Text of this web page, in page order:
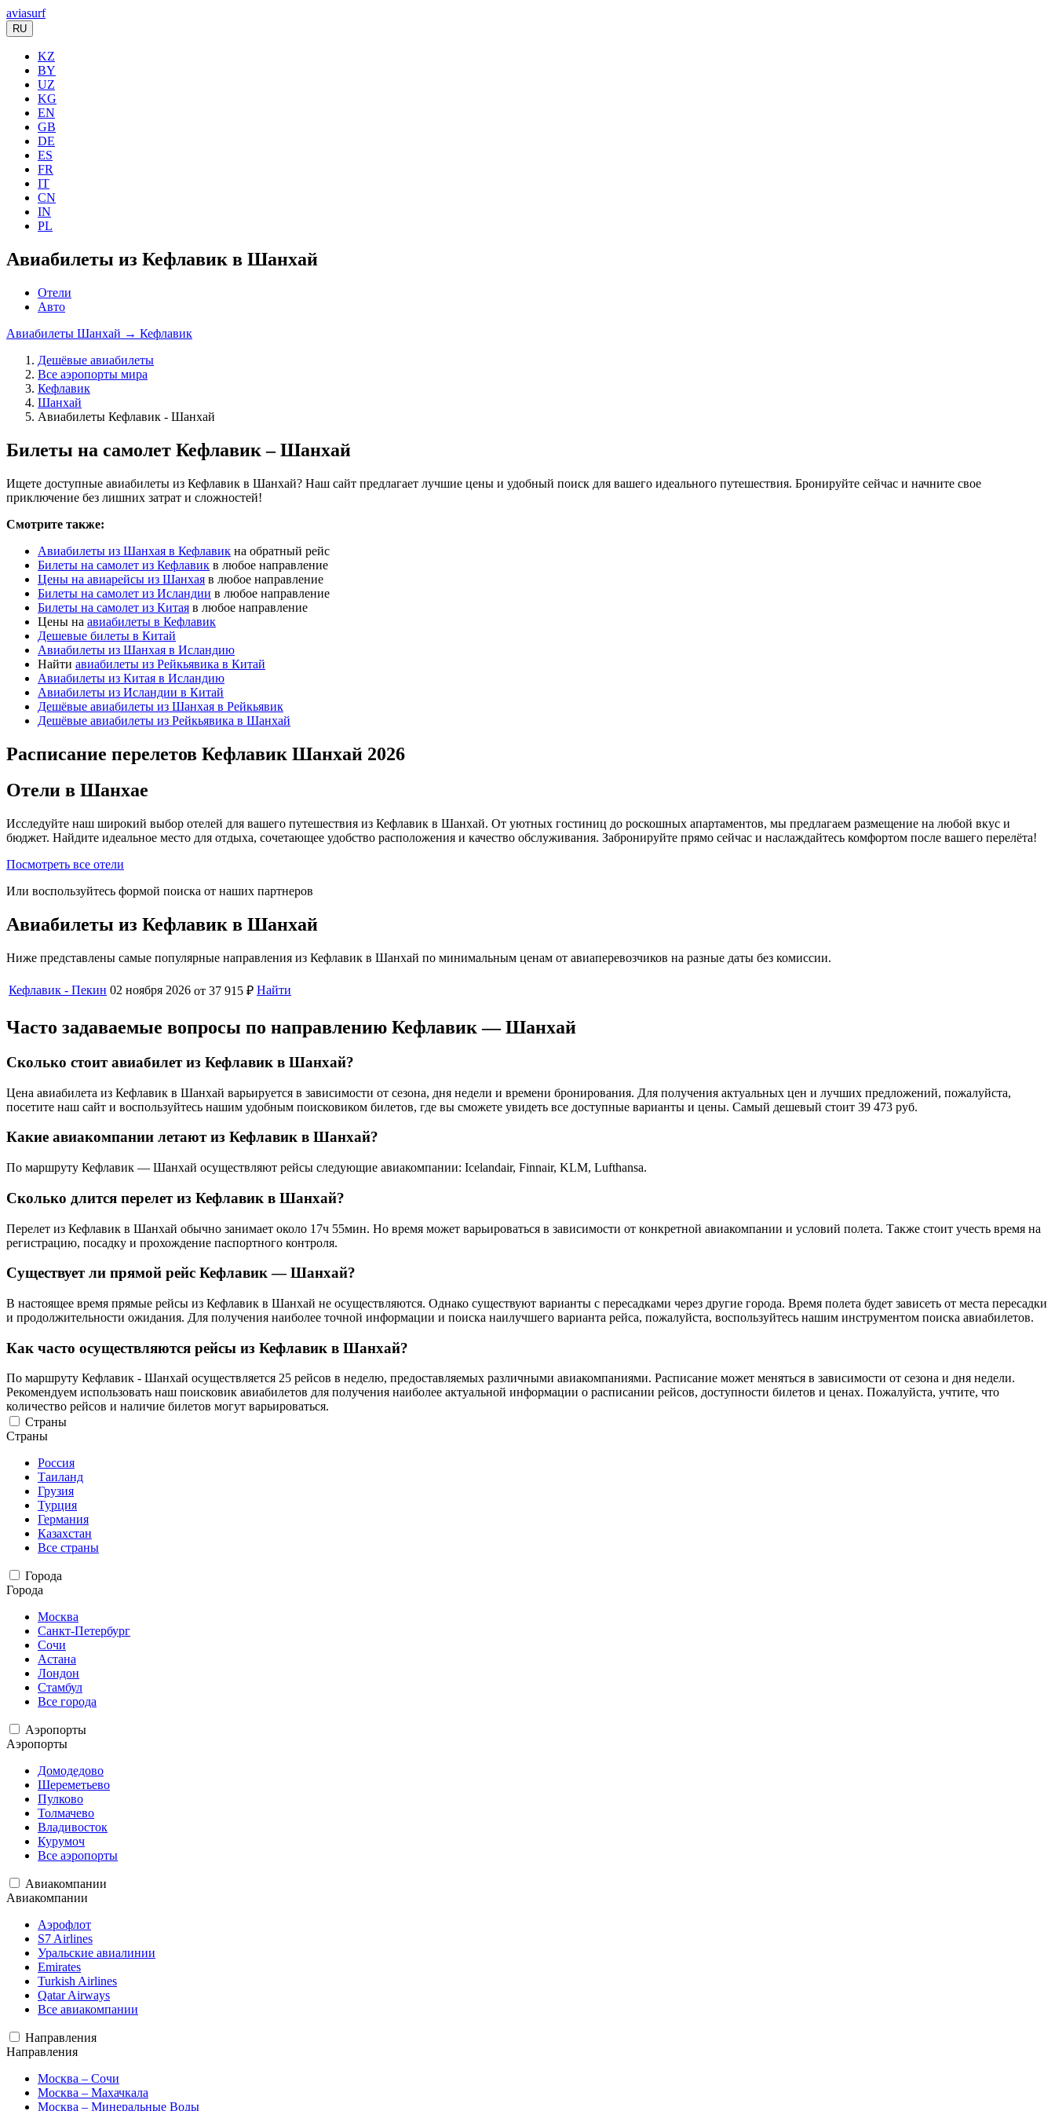
aviasurf
RU
KZ
BY
UZ
KG
EN
GB
DE
ES
FR
IT
CN
IN
PL
Авиабилеты из Кефлавик в Шанхай
Отели
Авто
Авиабилеты Шанхай → Кефлавик
Дешёвые авиабилеты
Все аэропорты мира
Кефлавик
Шанхай
Авиабилеты Кефлавик - Шанхай
Билеты на самолет Кефлавик – Шанхай
Ищете доступные авиабилеты из Кефлавик в Шанхай? Наш сайт предлагает лучшие цены и удобный поиск для вашего идеального путешествия. Бронируйте сейчас и начните свое
приключение без лишних затрат и сложностей!
Смотрите также:
Авиабилеты из Шанхая в Кефлавик на обратный рейс
Билеты на самолет из Кефлавик в любое направление
Цены на авиарейсы из Шанхая в любое направление
Билеты на самолет из Исландии в любое направление
Билеты на самолет из Китая в любое направление
Цены на авиабилеты в Кефлавик
Дешевые билеты в Китай
Авиабилеты из Шанхая в Исландию
Найти авиабилеты из Рейкьявика в Китай
Авиабилеты из Китая в Исландию
Авиабилеты из Исландии в Китай
Дешёвые авиабилеты из Шанхая в Рейкьявик
Дешёвые авиабилеты из Рейкьявика в Шанхай
Расписание перелетов Кефлавик Шанхай 2026
Отели в Шанхае
Исследуйте наш широкий выбор отелей для вашего путешествия из Кефлавик в Шанхай. От уютных гостиниц до роскошных апартаментов, мы предлагаем размещение на любой вкус и
бюджет. Найдите идеальное место для отдыха, сочетающее удобство расположения и качество обслуживания. Забронируйте прямо сейчас и наслаждайтесь комфортом после вашего перелёта!
Посмотреть все отели
Или воспользуйтесь формой поиска от наших партнеров
Авиабилеты из Кефлавик в Шанхай
Ниже представлены самые популярные направления из Кефлавик в Шанхай по минимальным ценам от авиаперевозчиков на разные даты без комиссии.
Кефлавик - Пекин 02 ноября 2026 от 37 915 ₽ Найти
Часто задаваемые вопросы по направлению Кефлавик — Шанхай
Сколько стоит авиабилет из Кефлавик в Шанхай?
Цена авиабилета из Кефлавик в Шанхай варьируется в зависимости от сезона, дня недели и времени бронирования. Для получения актуальных цен и лучших предложений, пожалуйста,
посетите наш сайт и воспользуйтесь нашим удобным поисковиком билетов, где вы сможете увидеть все доступные варианты и цены. Самый дешевый стоит 39 473 руб.
Какие авиакомпании летают из Кефлавик в Шанхай?
По маршруту Кефлавик — Шанхай осуществляют рейсы следующие авиакомпании: Icelandair, Finnair, KLM, Lufthansa.
Сколько длится перелет из Кефлавик в Шанхай?
Перелет из Кефлавик в Шанхай обычно занимает около 17ч 55мин. Но время может варьироваться в зависимости от конкретной авиакомпании и условий полета. Также стоит учесть время на
регистрацию, посадку и прохождение паспортного контроля.
Существует ли прямой рейс Кефлавик — Шанхай?
В настоящее время прямые рейсы из Кефлавик в Шанхай не осуществляются. Однако существуют варианты с пересадками через другие города. Время полета будет зависеть от места пересадки
и продолжительности ожидания. Для получения наиболее точной информации и поиска наилучшего варианта рейса, пожалуйста, воспользуйтесь нашим инструментом поиска авиабилетов.
Как часто осуществляются рейсы из Кефлавик в Шанхай?
По маршруту Кефлавик - Шанхай осуществляется 25 рейсов в неделю, предоставляемых различными авиакомпаниями. Расписание может меняться в зависимости от сезона и дня недели.
Рекомендуем использовать наш поисковик авиабилетов для получения наиболее актуальной информации о расписании рейсов, доступности билетов и ценах. Пожалуйста, учтите, что
количество рейсов и наличие билетов могут варьироваться.
Страны
Страны
Россия
Таиланд
Грузия
Турция
Германия
Казахстан
Все страны
Города
Города
Москва
Санкт-Петербург
Сочи
Астана
Лондон
Стамбул
Все города
Аэропорты
Аэропорты
Домодедово
Шереметьево
Пулково
Толмачево
Владивосток
Курумоч
Все аэропорты
Авиакомпании
Авиакомпании
Аэрофлот
S7 Airlines
Уральские авиалинии
Emirates
Turkish Airlines
Qatar Airways
Все авиакомпании
Направления
Направления
Москва – Сочи
Москва – Махачкала
Москва – Минеральные Воды